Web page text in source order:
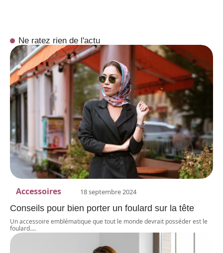
Ne ratez rien de l'actu
Accessoires 18 septembre 2024
Conseils pour bien porter un foulard sur la tête
Un accessoire emblématique que tout le monde devrait posséder est le
foulard.…